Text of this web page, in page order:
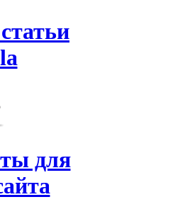
для